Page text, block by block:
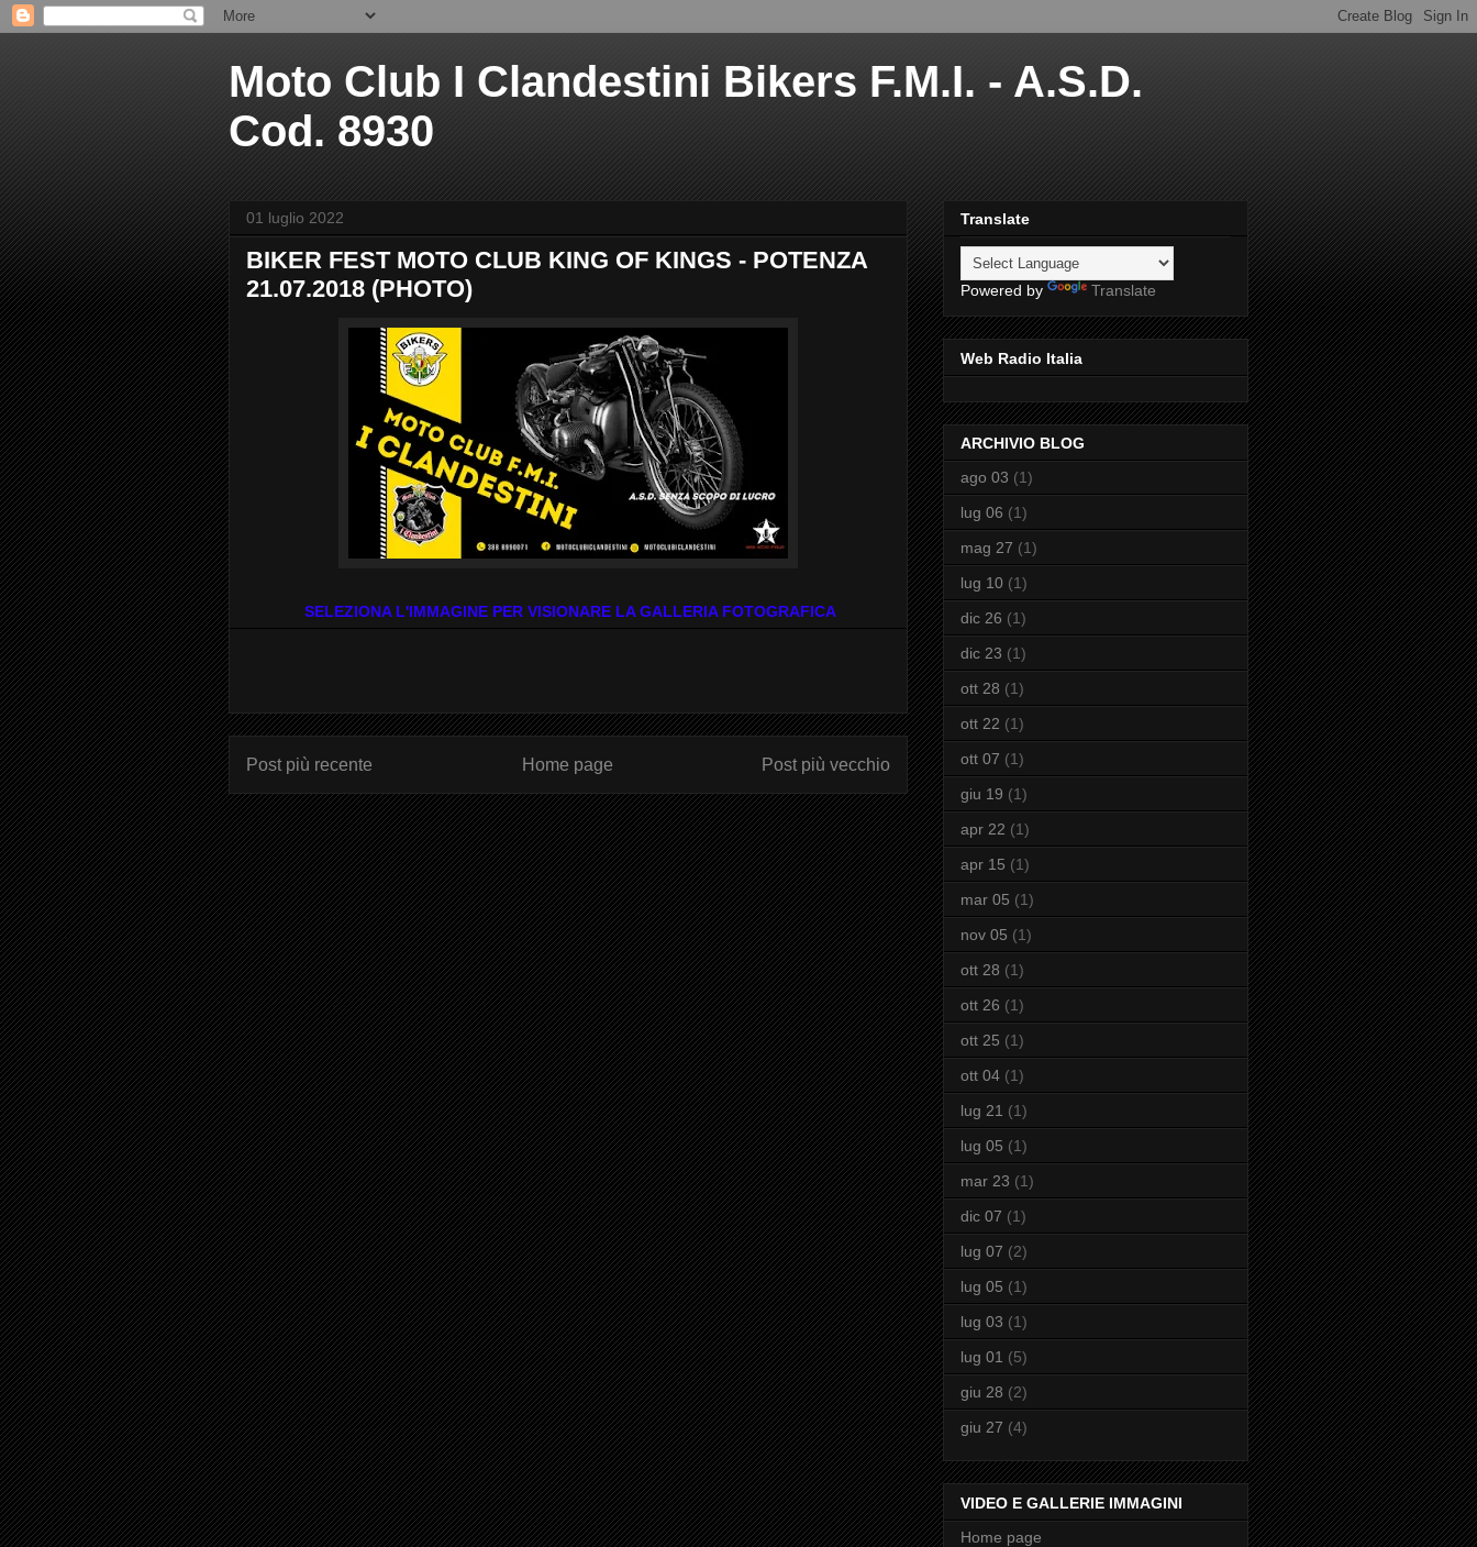
Moto Club I Clandestini Bikers F.M.I. - A.S.D.
Cod. 8930
01 luglio 2022
BIKER FEST MOTO CLUB KING OF KINGS - POTENZA
21.07.2018 (PHOTO)
SELEZIONA L'IMMAGINE PER VISIONARE LA GALLERIA FOTOGRAFICA
Post più recente Post più vecchio
Home page
Translate
Powered by Translate
Web Radio Italia
ARCHIVIO BLOG
ago 03 (1)
lug 06 (1)
mag 27 (1)
lug 10 (1)
dic 26 (1)
dic 23 (1)
ott 28 (1)
ott 22 (1)
ott 07 (1)
giu 19 (1)
apr 22 (1)
apr 15 (1)
mar 05 (1)
nov 05 (1)
ott 28 (1)
ott 26 (1)
ott 25 (1)
ott 04 (1)
lug 21 (1)
lug 05 (1)
mar 23 (1)
dic 07 (1)
lug 07 (2)
lug 05 (1)
lug 03 (1)
lug 01 (5)
giu 28 (2)
giu 27 (4)
VIDEO E GALLERIE IMMAGINI
Home page